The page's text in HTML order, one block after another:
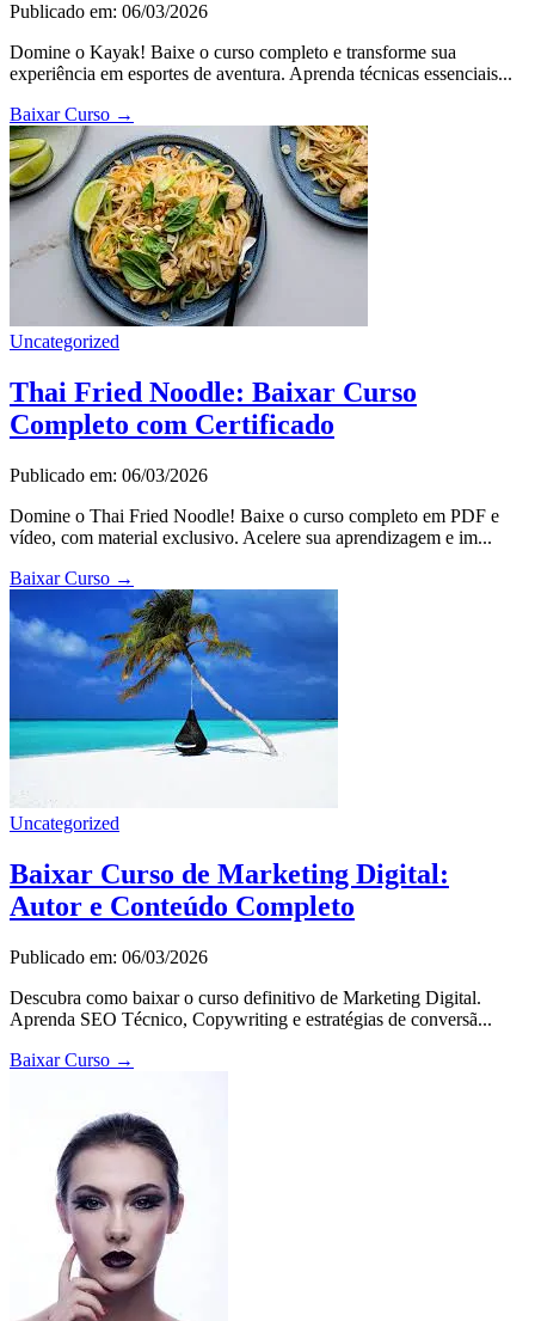
Publicado em: 06/03/2026
Domine o Kayak! Baixe o curso completo e transforme sua
experiência em esportes de aventura. Aprenda técnicas essenciais...
Baixar Curso →
Uncategorized
Thai Fried Noodle: Baixar Curso
Completo com Certificado
Publicado em: 06/03/2026
Domine o Thai Fried Noodle! Baixe o curso completo em PDF e
vídeo, com material exclusivo. Acelere sua aprendizagem e im...
Baixar Curso →
Uncategorized
Baixar Curso de Marketing Digital:
Autor e Conteúdo Completo
Publicado em: 06/03/2026
Descubra como baixar o curso definitivo de Marketing Digital.
Aprenda SEO Técnico, Copywriting e estratégias de conversã...
Baixar Curso →